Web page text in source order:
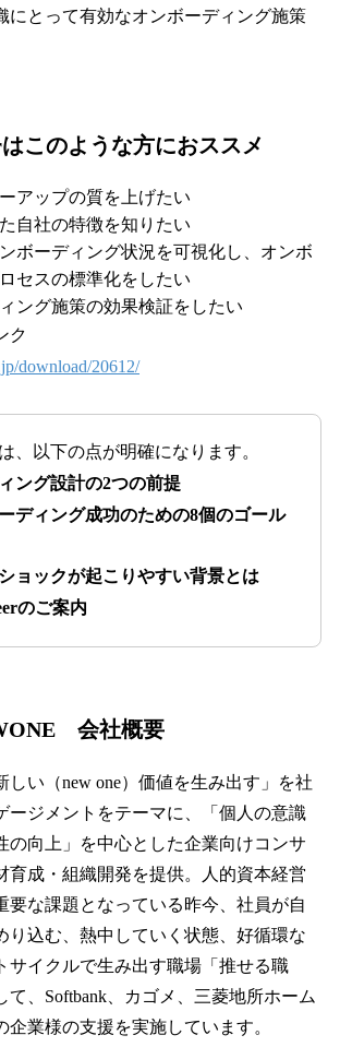
とって有効なオンボーディング施策
このような方におススメ
アップの質を上げたい
自社の特徴を知りたい
ボーディング状況を可視化し、オンボ
セスの標準化をしたい
ング施策の効果検証をしたい
ク
download/20612/
、以下の点が明確になります。
ング設計の2つの前提
ディング成功のための8個のゴール
ョックが起こりやすい背景とは
のご案内
会社概要
しい（new one）価値を生み出す」を社
ージメントをテーマに、「個人の意識
の向上」を中心とした企業向けコンサ
育成・組織開発を提供。人的資本経営
要な課題となっている昨今、社員が自
り込む、熱中していく状態、好循環な
サイクルで生み出す職場「推せる職
て、Softbank、カゴメ、三菱地所ホーム
企業様の支援を実施しています。